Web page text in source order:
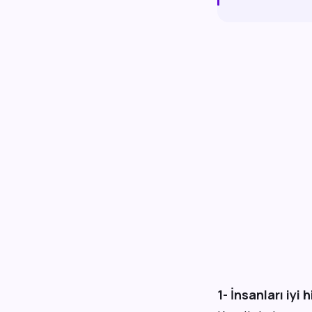
1- İnsanları iyi